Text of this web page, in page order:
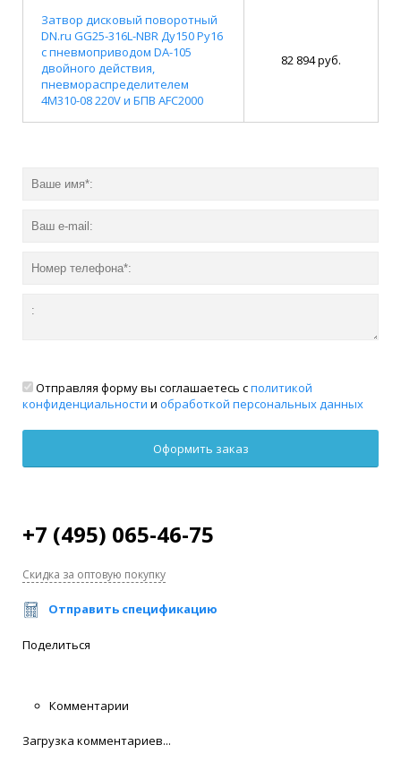
Затвор дисковый поворотный
DN.ru GG25-316L-NBR Ду150 Ру16
с пневмоприводом DA-105
двойного действия,
пневмораспределителем
4M310-08 220V и БПВ AFC2000
82 894 руб.
Отправляя форму вы соглашаетесь сполитикой
конфиденциальности и обработкой персональных данных
+7 (495) 065-46-75
Скидка за оптовую покупку
Отправить спецификацию
Поделиться
Комментарии
Загрузка комментариев...